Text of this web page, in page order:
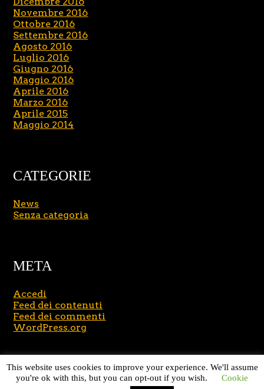
Novembre 2016
Ottobre 2016
Settembre 2016
Agosto 2016
Luglio 2016
Giugno 2016
Maggio 2016
Aprile 2016
Marzo 2016
Aprile 2015
Maggio 2014
CATEGORIE
News
Senza categoria
META
Accedi
Feed dei contenuti
Feed dei commenti
WordPress.org
Copyright © 2026 Massimo Brusasco
. All Rights
Reserved.Journal Lite by Slocum Studio
This website uses cookies to improve your experience. We'll assume
you're ok with this, but you can opt-out if you wish.
Cookie